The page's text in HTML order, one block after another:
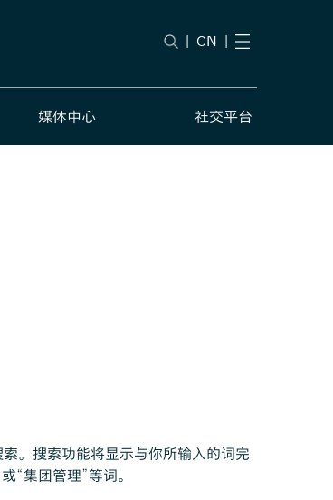
| CN |
媒体中心 社交平台
。搜索功能将显示与你所输入的词完
“集团管理”等词。